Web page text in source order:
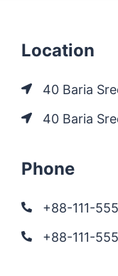
Location
40 Baria
40 Baria
Phone
+88-111-
+88-111-